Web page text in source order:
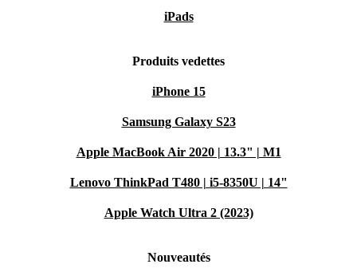
iPads
Produits vedettes
iPhone 15
Samsung Galaxy S23
Apple MacBook Air 2020 | 13.3" | M1
Lenovo ThinkPad T480 | i5-8350U | 14"
Apple Watch Ultra 2 (2023)
Nouveautés